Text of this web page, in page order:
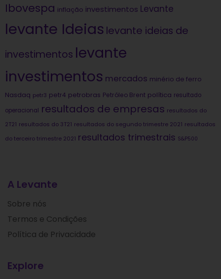
Ibovespa inflação investimentos Levante
levante Ideias levante ideias de
investimentos levante
investimentos mercados minério de ferro
Nasdaq petr3 petr4 petrobras Petróleo Brent política resultado
operacional resultados de empresas resultados do
2T21 resultados do 3T21 resultados do segundo trimestre 2021 resultados
do terceiro trimestre 2021 resultados trimestrais S&P500
A Levante
Sobre nós
Termos e Condições
Política de Privacidade
Explore